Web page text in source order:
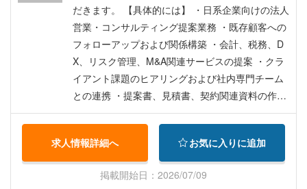
診断 など
だきます。 【具体的には】 ・日系企業向けの法人
営業・コンサルティング提案業務 ・既存顧客への
フォローアップおよび関係構築 ・会計、税務、D
X、リスク管理、M&A関連サービスの提案 ・クラ
イアント課題のヒアリングおよび社内専門チーム
との連携 ・提案書、見積書、契約関連資料の作成
・プロジェクト開始後のクライアント対応および
進捗フォロー ・セミナー、商工会、ネットワーキ
ングイベントへの参加 ・新規顧客開拓および案件
創出
求人情報詳細へ お気に入りに追加
掲載開始日：2026/07/09